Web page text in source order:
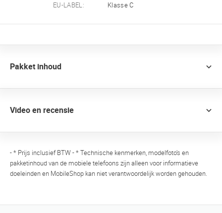
EU-LABEL:
Klasse C
Pakket inhoud
Video en recensie
- * Prijs inclusief BTW - * Technische kenmerken, modelfoto's en
pakketinhoud van de mobiele telefoons zijn alleen voor informatieve
doeleinden en MobileShop kan niet verantwoordelijk worden gehouden.